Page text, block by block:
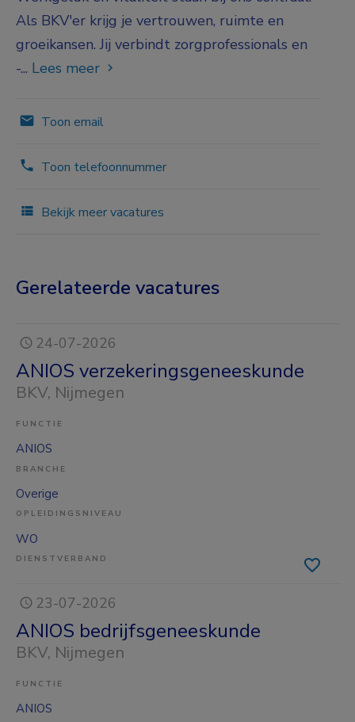
Als BKV'er krijg je vertrouwen, ruimte en
groeikansen. Jij verbindt zorgprofessionals en
-... Lees meer
Toon email
Toon telefoonnummer
Bekijk meer vacatures
Gerelateerde vacatures
24-07-2026
ANIOS verzekeringsgeneeskunde
BKV, Nijmegen
FUNCTIE
ANIOS
BRANCHE
Overige
OPLEIDINGSNIVEAU
WO
DIENSTVERBAND
23-07-2026
ANIOS bedrijfsgeneeskunde
BKV, Nijmegen
FUNCTIE
ANIOS